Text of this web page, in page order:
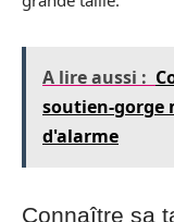
A lire aussi :
soutien-gorge
d'alarme
Connaître sa